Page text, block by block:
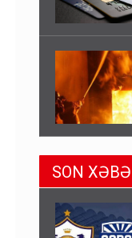
SON